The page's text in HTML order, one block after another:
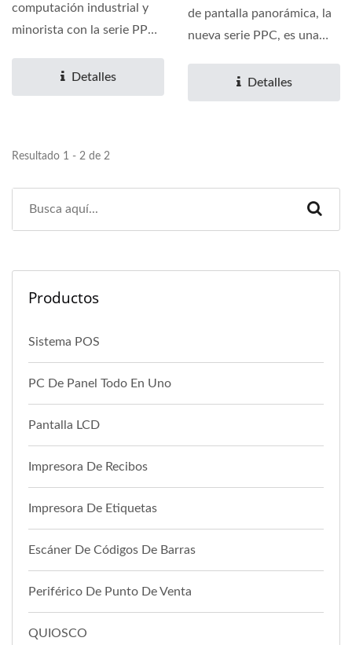
computación industrial y
minorista con la serie PPC-
Detalles
de pantalla panorámica, la
nueva serie PPC, es una
Detalles
Resultado 1 - 2 de 2
Productos
Sistema POS
PC De Panel Todo En Uno
Pantalla LCD
Impresora De Recibos
Impresora De Etiquetas
Escáner De Códigos De Barras
Periférico De Punto De Venta
QUIOSCO